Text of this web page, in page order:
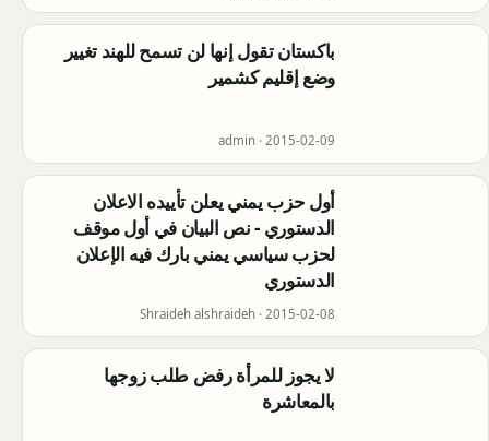
باكستان تقول إنها لن تسمح للهند تغيير
وضع إقليم كشمير
admin · 2015-02-09
أول حزب يمني يعلن تأييده الاعلان
الدستوري - نص البيان في أول موقف
لحزب سياسي يمني بارك فيه الإعلان
الدستوري
Shraideh alshraideh · 2015-02-08
لا يجوز للمرأة رفض طلب زوجها
بالمعاشرة